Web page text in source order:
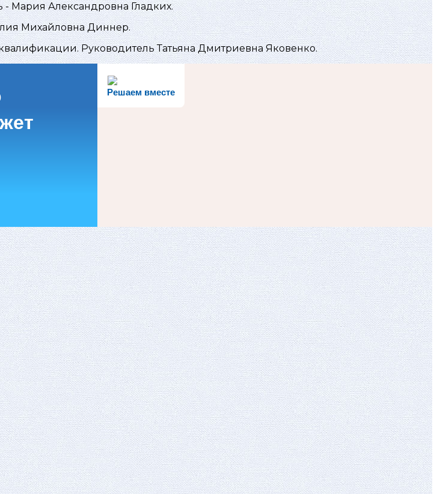
Мария Александровна Гладких.
Михайловна Диннер.
Руководитель Татьяна Дмитриевна Яковенко.
Решаем вместе